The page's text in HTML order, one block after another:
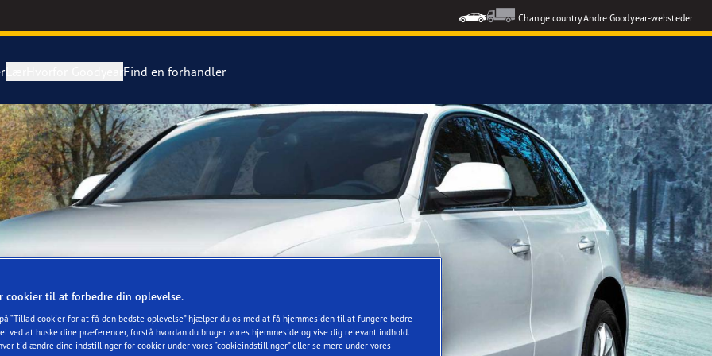
Change countryAndre Goodyear-websteder
Lær
af dæk
af en punktering
Hvorfor Goodyear
Performance 2
F1 Asymmetric 6
Ice 3
Performance 3
Find en forhandler
cookier til at forbedre din oplevelse.
“Tillad cookier for at få den bedste oplevelse” hjælper du os med at få hjemmesiden til at fungere bedre
ved at huske dine præferencer, forstå hvordan du bruger vores hjemmeside og vise dig relevant indhold.
tid ændre dine indstillinger for cookier under vores “cookieindstillinger” eller se mere under vores